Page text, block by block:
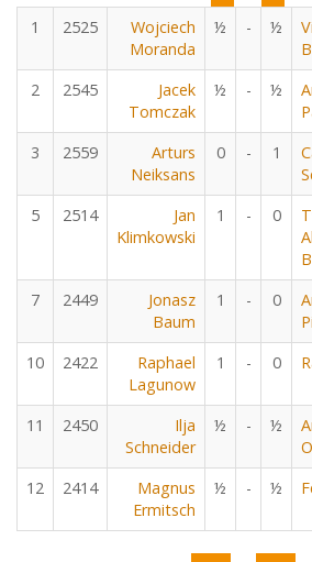
1 2525
Wojciech
Moranda
½ - ½
2 2545
Jacek
Tomczak
½ - ½
3 2559
Arturs
Neiksans
0 - 1
5 2514
Jan
Klimkowski
1 - 0
7 2449
Jonasz
Baum
1 - 0
10 2422
Raphael
Lagunow
1 - 0
11 2450
Ilja
Schneider
½ - ½
12 2414
Magnus
Ermitsch
½ - ½